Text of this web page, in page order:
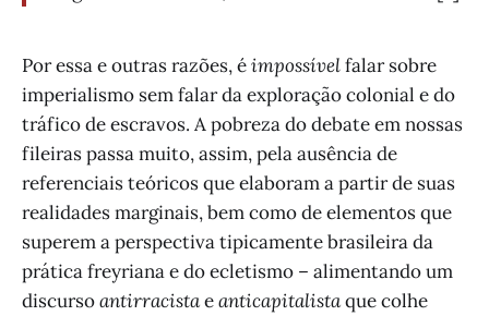
Por essa e outras razões, éimpossívelfalar sobre
imperialismo sem falar da exploração colonial e do
tráfico de escravos. A pobreza do debate em nossas
fileiras passa muito, assim, pela ausência de
referenciais teóricos que elaboram a partir de suas
realidades marginais, bem como de elementos que
superem a perspectiva tipicamente brasileira da
prática freyriana e do ecletismo – alimentando um
discursoantirracistaeanticapitalistaque colhe